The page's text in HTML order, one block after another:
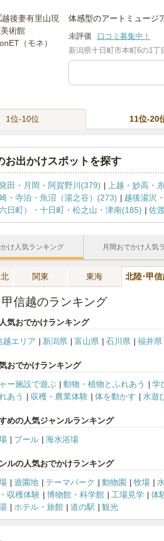
体感型のアートミュージ
未評価
口コミ募集中！
新潟県十日町市本町6の1
1位-10位 11位-20
お出かけスポットを探す
田・月岡・阿賀野川(379)
上越・妙高・
・寺泊・魚沼（湯之谷）(273)
越後湯沢
日町）・十日町・松之山・津南(185)
佐
け人気ランキング 月間おでかけ人気
関東 東海 北陸･甲信
信越のランキング
気おでかけランキング
越エリア
新潟県 富山県 石川県 福井県
おでかけランキング
ー施設で遊ぶ
動物・植物とふれあう 学
あう
収穫・農業体験 体を動かす 水遊
めの人気ジャンルランキング
プール 海水浴場
ルの人気おでかけランキング
遊園地 テーマパーク 動物園 牧場
収穫体験
博物館・科学館 工場見学 体
ホテル・旅館 道の駅 観光